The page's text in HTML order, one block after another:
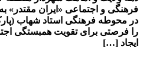
فرهنگی و اجتماعی «ایران مقتدر»
در محوطه فرهنگی استاد شهاب
را فرصتی برای تقویت همبستگی
ایجاد […]